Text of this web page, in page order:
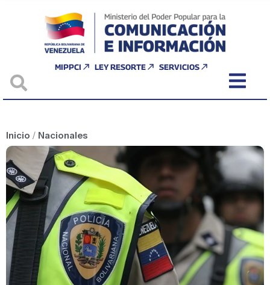
MIPPCI LEY RESORTE SERVICIOS
Inicio / Nacionales